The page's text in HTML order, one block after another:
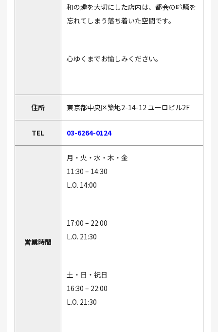
和の趣を大切にした店内は、都会の喧騒を
忘れてしまう落ち着いた空間です。
心ゆくまでお愉しみください。
住所 東京都中央区築地2-14-12 ユーロビル2F
TEL 03-6264-0124
営業時間
月・火・水・木・金
11:30 – 14:30
L.O. 14:00
17:00 – 22:00
L.O. 21:30
土・日・祝日
16:30 – 22:00
L.O. 21:30